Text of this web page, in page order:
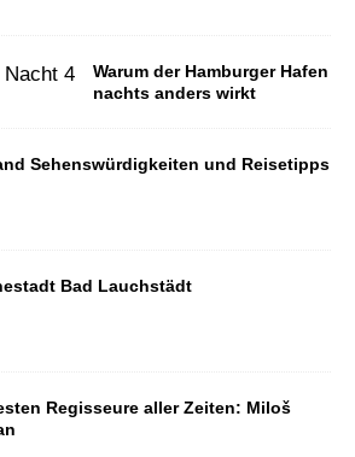
Warum der Hamburger Hafen
nachts anders wirkt
Sehenswürdigkeiten und Reisetipps
Bad Lauchstädt
Regisseure aller Zeiten: Miloš